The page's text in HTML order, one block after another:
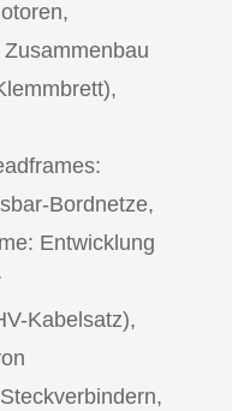
Bordnetze,
Entwicklung
Kabelsatz),